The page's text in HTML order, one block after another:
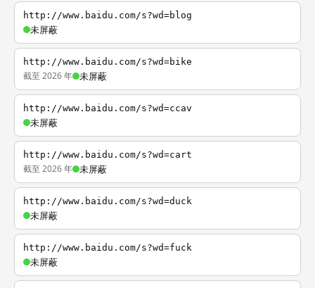
http://www.baidu.com/s?wd=blog
未屏蔽
http://www.baidu.com/s?wd=bike
截至 2026 年 未屏蔽
http://www.baidu.com/s?wd=ccav
未屏蔽
http://www.baidu.com/s?wd=cart
截至 2026 年 未屏蔽
http://www.baidu.com/s?wd=duck
未屏蔽
http://www.baidu.com/s?wd=fuck
未屏蔽